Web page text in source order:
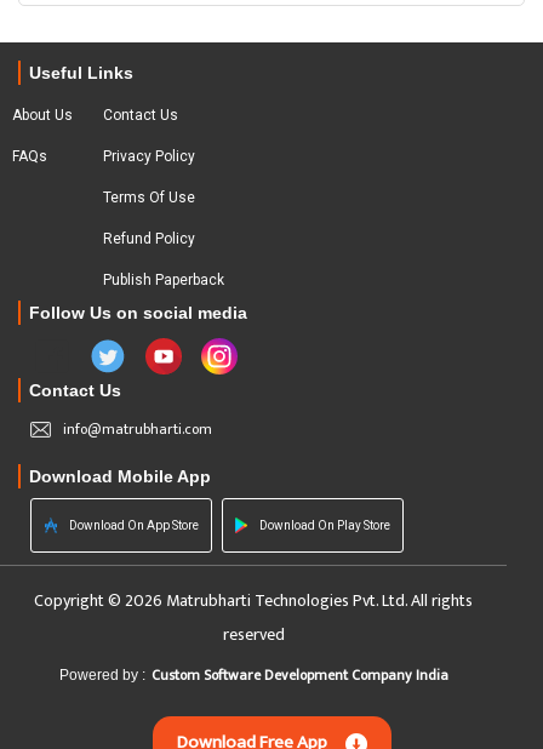
Useful Links
About Us
FAQs
Contact Us
Privacy Policy
Terms Of Use
Refund Policy
Publish Paperback
Follow Us on social media
Contact Us
info@matrubharti.com
Download Mobile App
Download On App Store Download On Play Store
Copyright © 2026 Matrubharti Technologies Pvt. Ltd. All rights
reserved
Powered by : Custom Software Development Company India
Download Free App